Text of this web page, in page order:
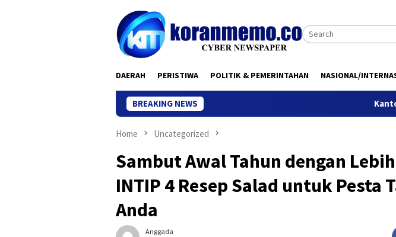
DAERAH PERISTIWA POLITIK & PEMERINTAHAN NASIONAL/
BREAKING NEWS Kantor Imigrasi
Home Uncategorized
Sambut Awal Tahun dengan
INTIP 4 Resep Salad untuk Pesta
Anda
Anggada